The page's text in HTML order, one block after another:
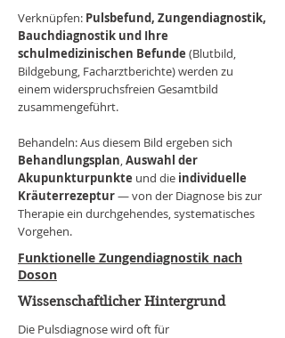
Verknüpfen: Pulsbefund, Zungendiagnostik,
Bauchdiagnostik und Ihre
schulmedizinischen Befunde (Blutbild,
Bildgebung, Facharztberichte) werden zu
einem widerspruchsfreien Gesamtbild
zusammengeführt.
Behandeln: Aus diesem Bild ergeben sich
Behandlungsplan,Auswahl der
Akupunkturpunkte und die individuelle
Kräuterrezeptur— von der Diagnose bis zur
Therapie ein durchgehendes, systematisches
Vorgehen.
Funktionelle Zungendiagnostik nach
Doson
Wissenschaftlicher Hintergrund
Die Pulsdiagnose wird oft für